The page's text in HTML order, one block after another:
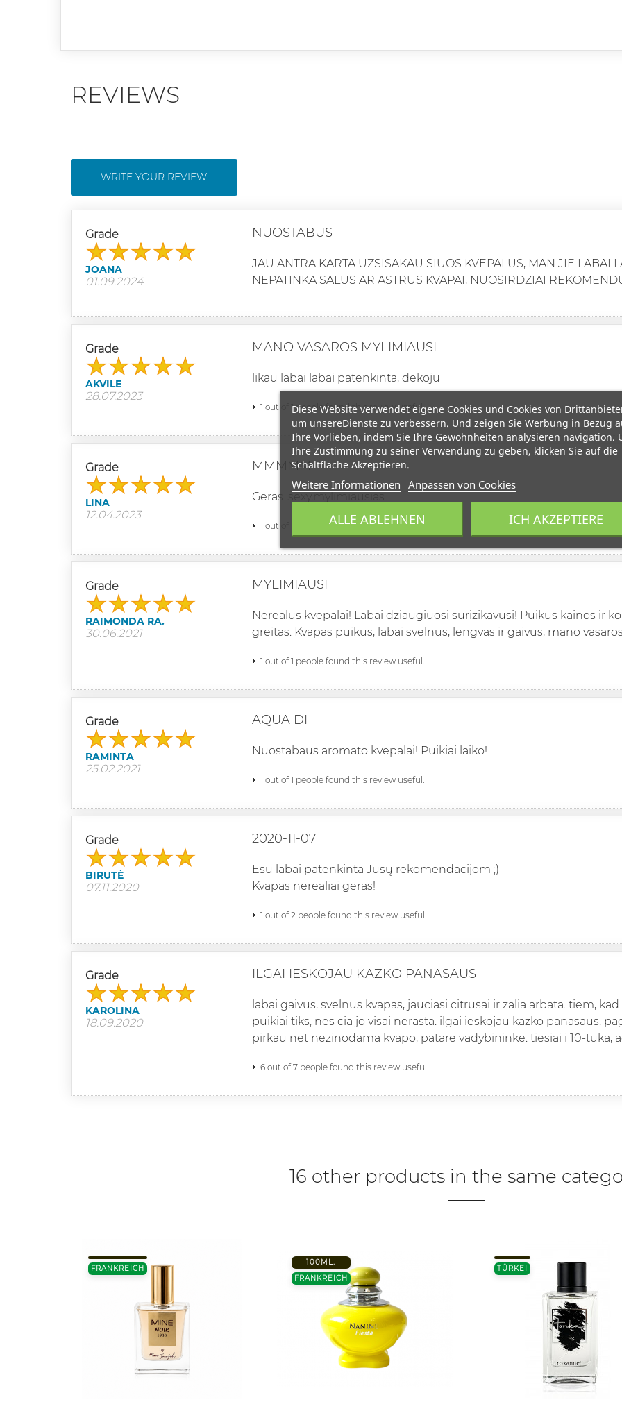
REVIEWS
WRITE YOUR REVIEW
Grade
JOANA
01.09.2024
NUOSTABUS
JAU ANTRA KARTA UZSISAKAU SIUOS KVEPALUS, MAN JIE LABAI
NEPATINKA SALUS AR ASTRUS KVAPAI, NUOSIRDZIAI
Grade
AKVILE
28.07.2023
MANO VASAROS MYLIMIAUSI
likau labai labai patenkinta, dekoju
1 out of 1 people found this review useful.
Grade
LINA
12.04.2023
MMMMM
Geras ,sexy,mylimiausias
1 out of 1 people found this review useful.
Grade
RAIMONDA RA.
30.06.2021
MYLIMIAUSI
Nerealus kvepalai! Labai dziaugiuosi surizikavusi! Puikus kainos ir
greitas. Kvapas puikus, labai svelnus, lengvas ir gaivus, mano
1 out of 1 people found this review useful.
Grade
RAMINTA
25.02.2021
AQUA DI
Nuostabaus aromato kvepalai! Puikiai laiko!
1 out of 1 people found this review useful.
Grade
BIRUTĖ
07.11.2020
2020-11-07
Esu labai patenkinta Jūsų rekomendacijom ;)
Kvapas nerealiai geras!
1 out of 2 people found this review useful.
Grade
KAROLINA
18.09.2020
ILGAI IESKOJAU KAZKO PANASAUS
labai gaivus, svelnus kvapas, jauciasi citrusai ir zalia arbata. tiem,
puikiai tiks, nes cia jo visai nerasta. ilgai ieskojau kazko panasaus.
pirkau net nezinodama kvapo, patare vadybininke. tiesiai i 10-tuka,
6 out of 7 people found this review useful.
16 other products in the same
FRANKREICH
100ML.
FRANKREICH
TÜRKEI
Diese Website verwendet eigene Cookies und Cookies von
um unsereDienste zu verbessern. Und zeigen Sie Werbung in Bezug
Ihre Vorlieben, indem Sie Ihre Gewohnheiten analysieren navigation.
Ihre Zustimmung zu seiner Verwendung zu geben, klicken Sie auf die
Schaltfläche Akzeptieren.
Weitere Informationen Anpassen von Cookies
ALLE ABLEHNEN ICH AKZEPTIERE